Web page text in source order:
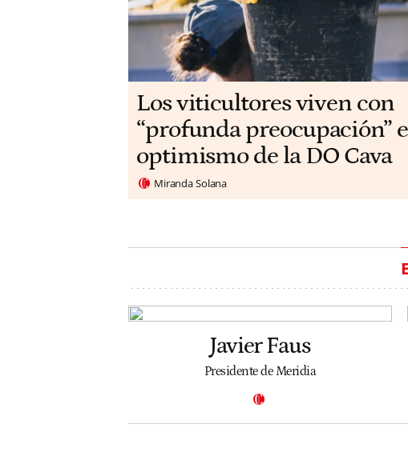
Los viticultores viven con
“profunda preocupación”
optimismo de la DO Cava
Miranda Solana
Javier Faus
Presidente de Meridia